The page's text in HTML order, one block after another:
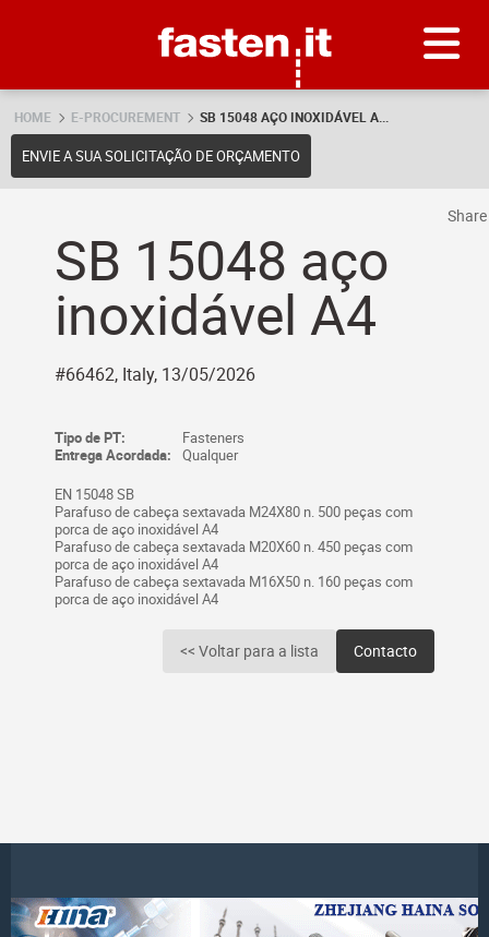
HOME E-PROCUREMENT SB 15048 AÇO INOXIDÁVEL A...
ENVIE A SUA SOLICITAÇÃO DE ORÇAMENTO
SB 15048 aço
inoxidável A4
#66462, Italy, 13/05/2026
Tipo de PT:
Fasteners
Entrega Acordada:
Qualquer
EN 15048 SB
Parafuso de cabeça sextavada M24X80 n. 500 peças com
porca de aço inoxidável A4
Parafuso de cabeça sextavada M20X60 n. 450 peças com
porca de aço inoxidável A4
Parafuso de cabeça sextavada M16X50 n. 160 peças com
porca de aço inoxidável A4
<< Voltar para a lista Contacto
Share